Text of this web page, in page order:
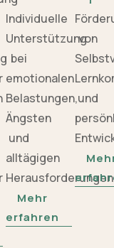
Individuelle
Unterstützung
bei
emotionalen
Belastungen,
Ängsten
und
alltägigen
Mehr
erfahren
von
und